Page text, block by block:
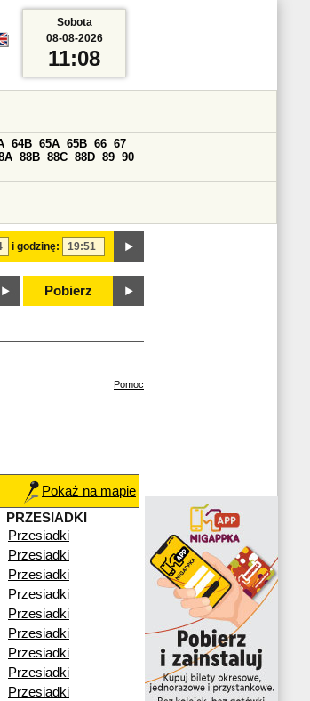
i godzinę:
64B 65A 65B 66 67
88B 88C 88D 89 90
Pobierz
Sobota
08-08-2026
11:08
Pomoc
Pokaż na mapie
PRZESIADKI
Przesiadki
Przesiadki
Przesiadki
Przesiadki
Przesiadki
Przesiadki
Przesiadki
Przesiadki
Przesiadki